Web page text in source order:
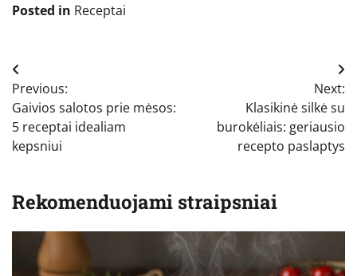
Posted in Receptai
Navigacija
tarp
įrašų
Previous:
Gaivios salotos prie mėsos:
5 receptai idealiam
kepsniui
Next:
Klasikinė silkė su
burokėliais: geriausio
recepto paslaptys
Rekomenduojami straipsniai